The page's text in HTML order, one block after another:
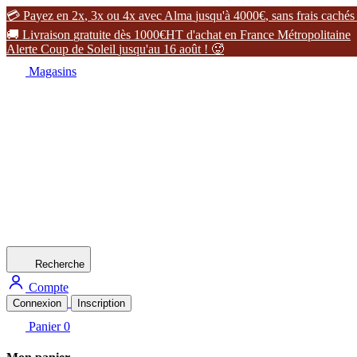
 Payez en 2x, 3x ou 4x avec Alma jusqu'à 4000€, sans frais cachés
 Livraison gratuite dès 1000€HT d'achat en France Métropolitaine
Alerte Coup de Soleil jusqu'au 16 août ! 
Magasins
Recherche
Compte
Connexion Inscription
Panier 0